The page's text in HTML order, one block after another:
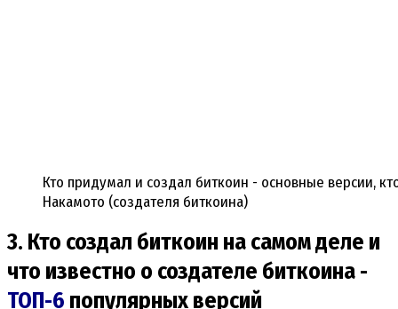
Кто придумал и создал биткоин - основные версии,
Накамото (создателя биткоина)
3. Кто создал биткоин на самом деле и
что известно о создателе биткоина -
ТОП-6 популярных версий